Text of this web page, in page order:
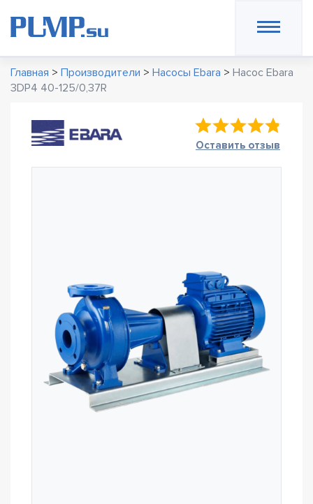
Главная > Производители > Насосы Ebara > Насос Ebara
3DP4 40-125/0,37R
Оставить отзыв